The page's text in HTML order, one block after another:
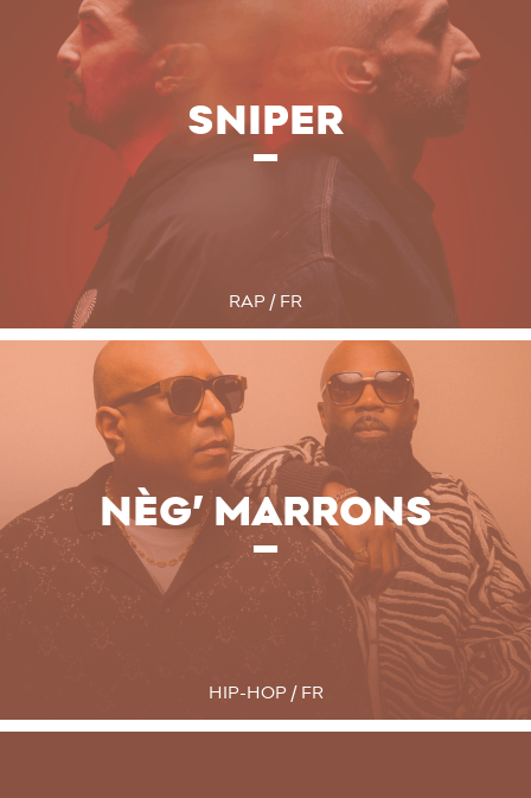
SNIPER
RAP / FR
NÈG’ MARRONS
HIP-HOP / FR